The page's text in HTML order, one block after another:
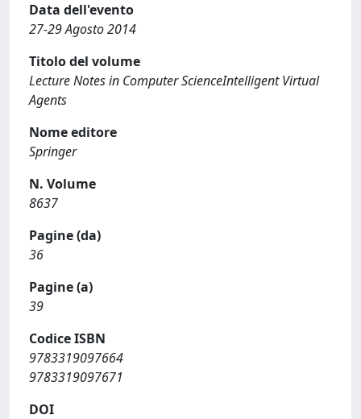
Data dell'evento
27-29 Agosto 2014
Titolo del volume
Lecture Notes in Computer ScienceIntelligent Virtual
Agents
Nome editore
Springer
N. Volume
8637
Pagine (da)
36
Pagine (a)
39
Codice ISBN
9783319097664
9783319097671
DOI